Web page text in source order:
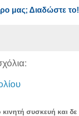
μας; Διαδώστε το!
συσκευή και δε